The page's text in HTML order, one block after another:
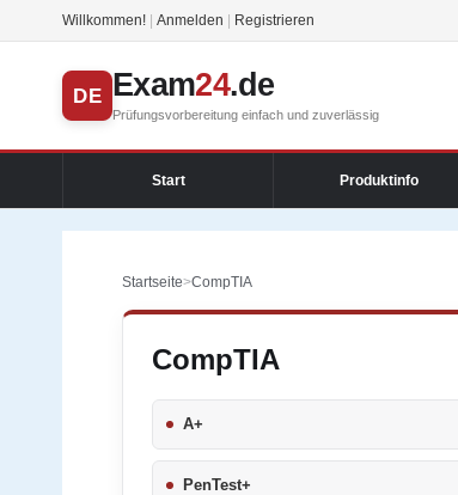
Willkommen! Anmelden Registrieren
DE Exam24.de
Prüfungsvorbereitung einfach und zuverlässig
Start Produktinfo
Startseite>CompTIA
CompTIA
A+
PenTest+